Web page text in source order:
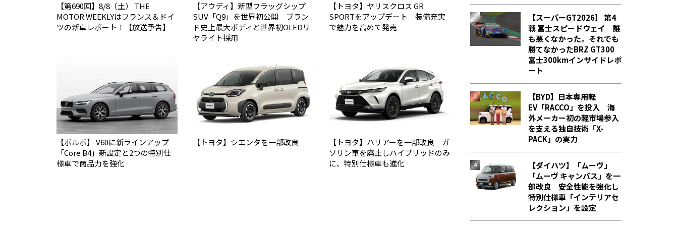
【第690回】8/8（土） THE
MOTOR WEEKLYはフランス＆ドイ
ツの新車レポート！【放送予告】
【アウディ】新型フラッグシップ
SUV「Q9」を世界初公開 ブラン
ド史上最大ボディと世界初OLEDリ
ヤライト採用
【トヨタ】ヤリスクロス GR
SPORTをアップデート 装備充実
で魅力を高めて発売
【ボルボ】 V60に新ラインアップ
「Core B4」新設定と2つの特別仕
様車で商品力を強化
【トヨタ】シエンタを一部改良
【トヨタ】ハリアーを一部改良 ガ
ソリン車を廃止しハイブリッドのみ
に、特別仕様車も進化
【スーパーGT2026】 第4
戦 富士スピードウェイ 誰
も悪くなかった。それでも
勝てなかった――BRZ GT300
富士300kmインサイドレポ
ート
【BYD】日本専用軽
EV「RACCO」を投入 海
外メーカー初の軽市場参入
を支える独自技術「X-
PACK」の実力
【ダイハツ】「ムーヴ」
「ムーヴ キャンバス」を一
部改良 安全性能を強化し
特別仕様車「インテリアセ
レクション」を設定